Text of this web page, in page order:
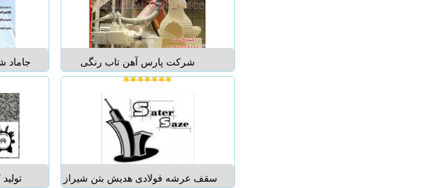
همان پرده های زیبا و متنوعی که
هماهنگ با دکوراسیون داخلی منزل
ان...
اولین
شرکت پارس آهن تاب رنگی
سفارشی تولید میگردد تولید کننده
انواع پروفیل کلیک CLICK 60 * 60 ،
RAL 9016 ...
جاماد
سقف عرشه فولادی هدیش بتن شیراز